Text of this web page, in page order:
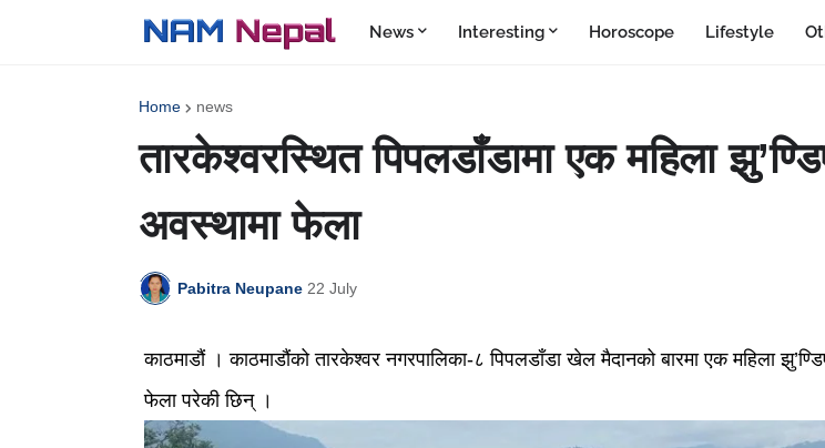
News Interesting Horoscope Lifestyle
Home news
तारकेश्वरस्थित पिपलडाँडामा एक महिला
अवस्थामा फेला
Pabitra Neupane 22 July
काठमाडौं । काठमाडौंको तारकेश्वर नगरपालिका-८ पिपलडाँडा खेल मैदानको बारमा एक महिला
फेला परेकी छिन् ।